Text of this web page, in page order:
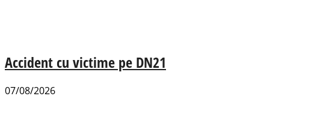
Accident cu victime pe DN21
07/08/2026